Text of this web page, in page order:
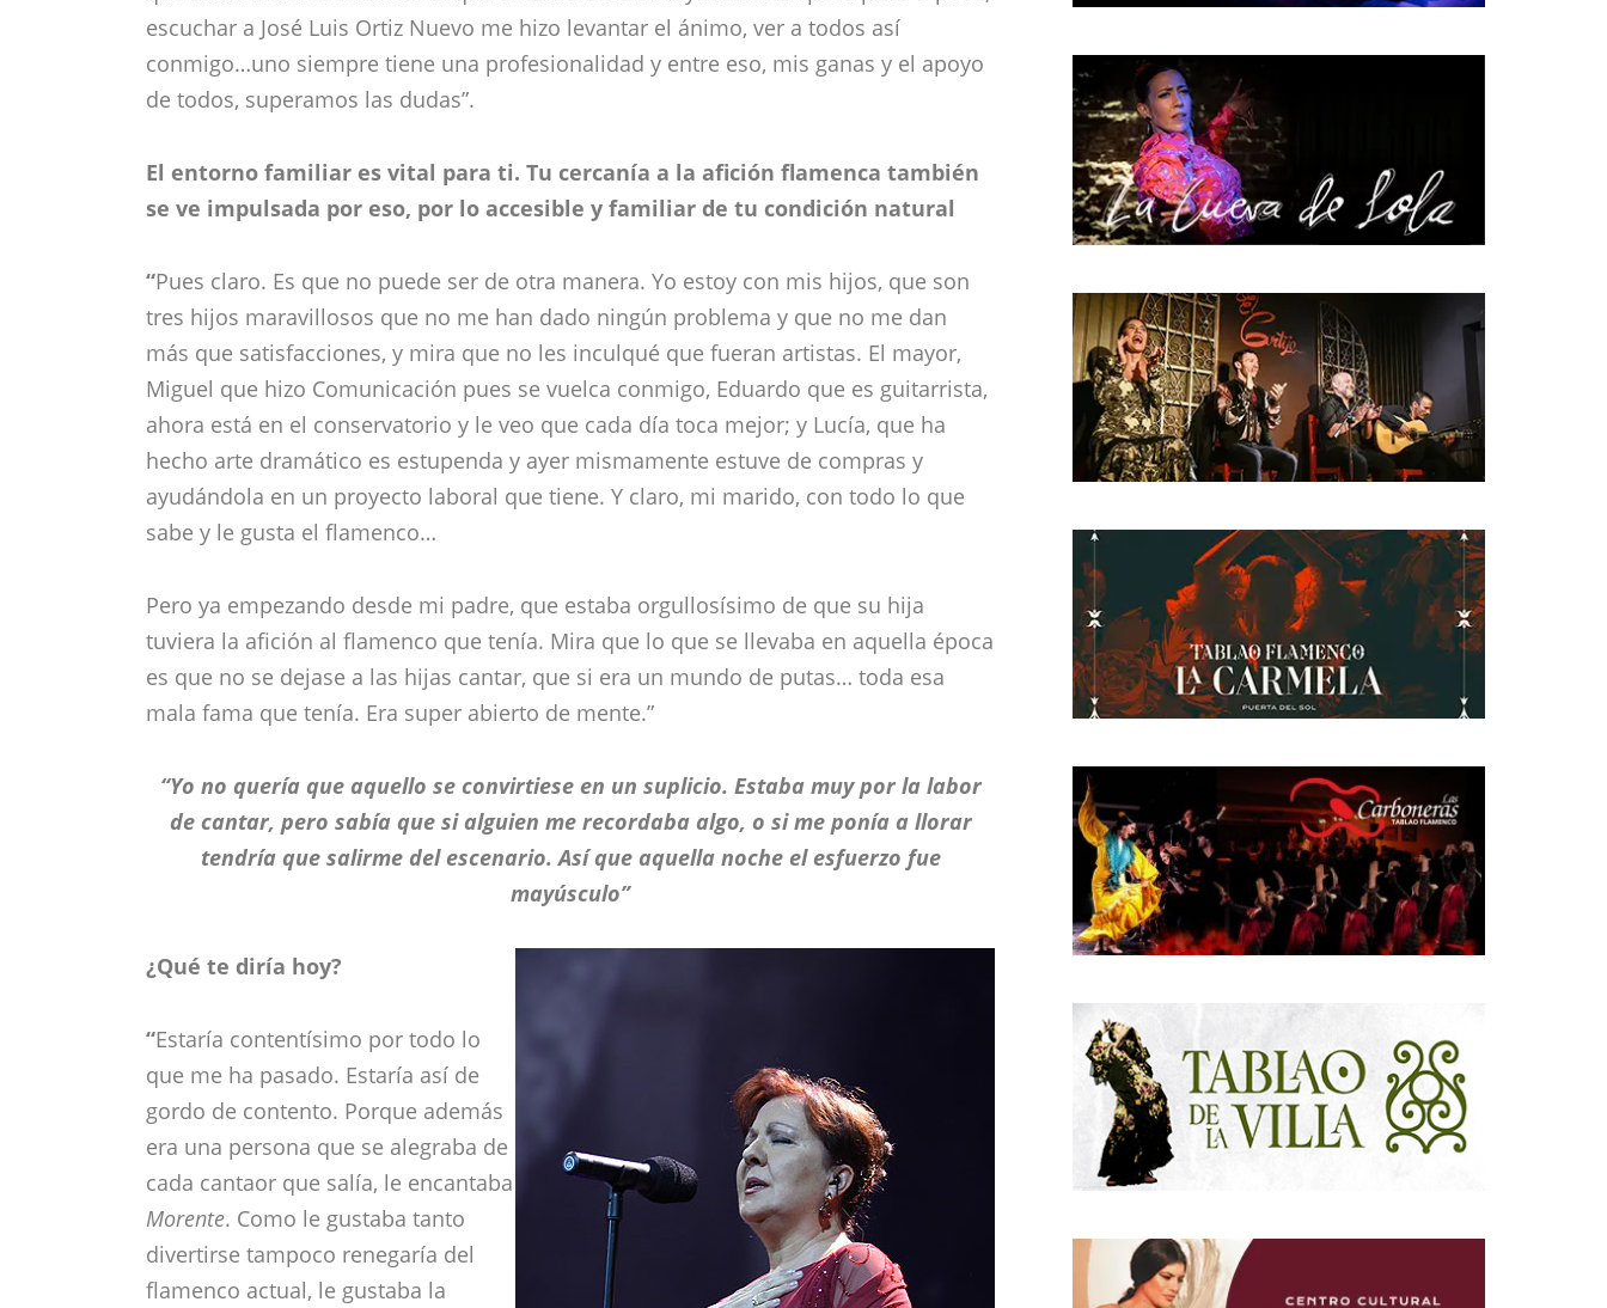
escuchar a José Luis Ortiz Nuevo me hizo levantar el ánimo, ver a todos así
conmigo…uno siempre tiene una profesionalidad y entre eso, mis ganas y el apoyo
de todos, superamos las dudas”.
El entorno familiar es vital para ti. Tu cercanía a la afición flamenca también
se ve impulsada por eso, por lo accesible y familiar de tu condición natural
“Pues claro. Es que no puede ser de otra manera. Yo estoy con mis hijos, que son
tres hijos maravillosos que no me han dado ningún problema y que no me dan
más que satisfacciones, y mira que no les inculqué que fueran artistas. El mayor,
Miguel que hizo Comunicación pues se vuelca conmigo, Eduardo que es guitarrista,
ahora está en el conservatorio y le veo que cada día toca mejor; y Lucía, que ha
hecho arte dramático es estupenda y ayer mismamente estuve de compras y
ayudándola en un proyecto laboral que tiene. Y claro, mi marido, con todo lo que
sabe y le gusta el flamenco…
Pero ya empezando desde mi padre, que estaba orgullosísimo de que su hija
tuviera la afición al flamenco que tenía. Mira que lo que se llevaba en aquella época
es que no se dejase a las hijas cantar, que si era un mundo de putas… toda esa
mala fama que tenía. Era super abierto de mente.”
“Yo no quería que aquello se convirtiese en un suplicio. Estaba muy por la labor
de cantar, pero sabía que si alguien me recordaba algo, o si me ponía a llorar
tendría que salirme del escenario. Así que aquella noche el esfuerzo fue
mayúsculo”
¿Qué te diría hoy?
“Estaría contentísimo por todo lo
que me ha pasado. Estaría así de
gordo de contento. Porque además
era una persona que se alegraba de
cada cantaor que salía, le encantaba
Morente. Como le gustaba tanto
divertirse tampoco renegaría del
flamenco actual, le gustaba la